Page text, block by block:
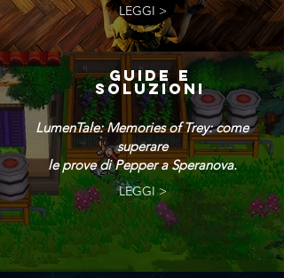
LEGGI >
GUIDE E
SOLUZIONI
LumenTale: Memories of Trey: come
superare
le prove di Pepper a Speranova.
LEGGI >